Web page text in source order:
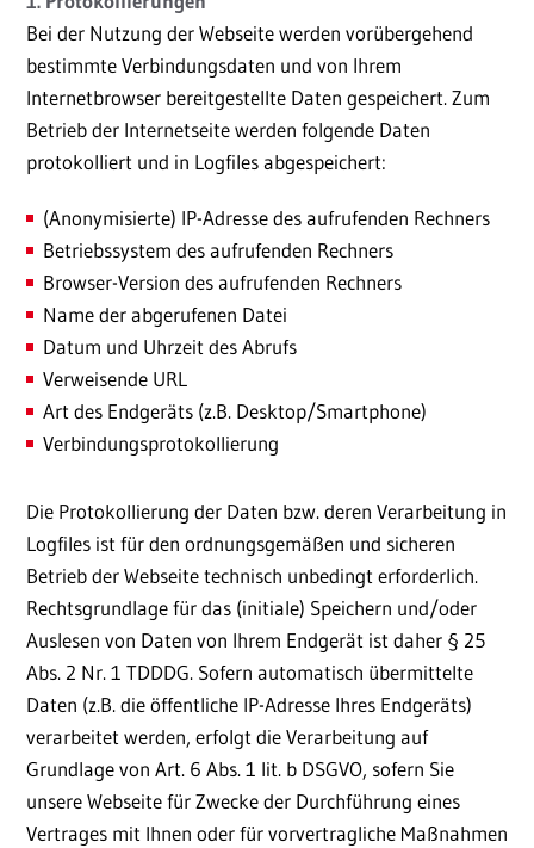
Bei der Nutzung der Webseite werden vorübergehend
bestimmte Verbindungsdaten und von Ihrem
Internetbrowser bereitgestellte Daten gespeichert. Zum
Betrieb der Internetseite werden folgende Daten
protokolliert und in Logfiles abgespeichert:
(Anonymisierte) IP-Adresse des aufrufenden Rechners
Betriebssystem des aufrufenden Rechners
Browser-Version des aufrufenden Rechners
Name der abgerufenen Datei
Datum und Uhrzeit des Abrufs
Verweisende URL
Art des Endgeräts (z.B. Desktop/Smartphone)
Verbindungsprotokollierung
Die Protokollierung der Daten bzw. deren Verarbeitung in
Logfiles ist für den ordnungsgemäßen und sicheren
Betrieb der Webseite technisch unbedingt erforderlich.
Rechtsgrundlage für das (initiale) Speichern und/oder
Auslesen von Daten von Ihrem Endgerät ist daher § 25
Abs. 2 Nr. 1 TDDDG. Sofern automatisch übermittelte
Daten (z.B. die öffentliche IP-Adresse Ihres Endgeräts)
verarbeitet werden, erfolgt die Verarbeitung auf
Grundlage von Art. 6 Abs. 1 lit. b DSGVO, sofern Sie
unsere Webseite für Zwecke der Durchführung eines
Vertrages mit Ihnen oder für vorvertragliche Maßnahmen